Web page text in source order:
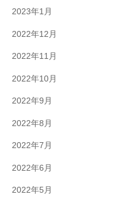
2023年1月
2022年12月
2022年11月
2022年10月
2022年9月
2022年8月
2022年7月
2022年6月
2022年5月